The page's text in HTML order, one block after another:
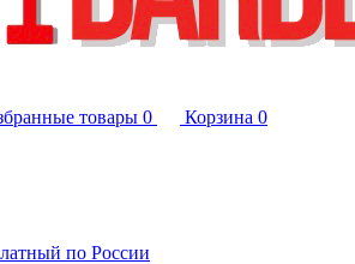
товары 0 Корзина 0
по России